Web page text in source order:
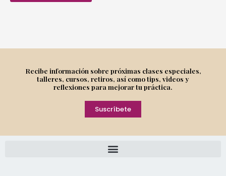
Recibe información sobre próximas clases especiales,
talleres, cursos, retiros, así como tips, videos y
reflexiones para mejorar tu práctica.
Suscríbete